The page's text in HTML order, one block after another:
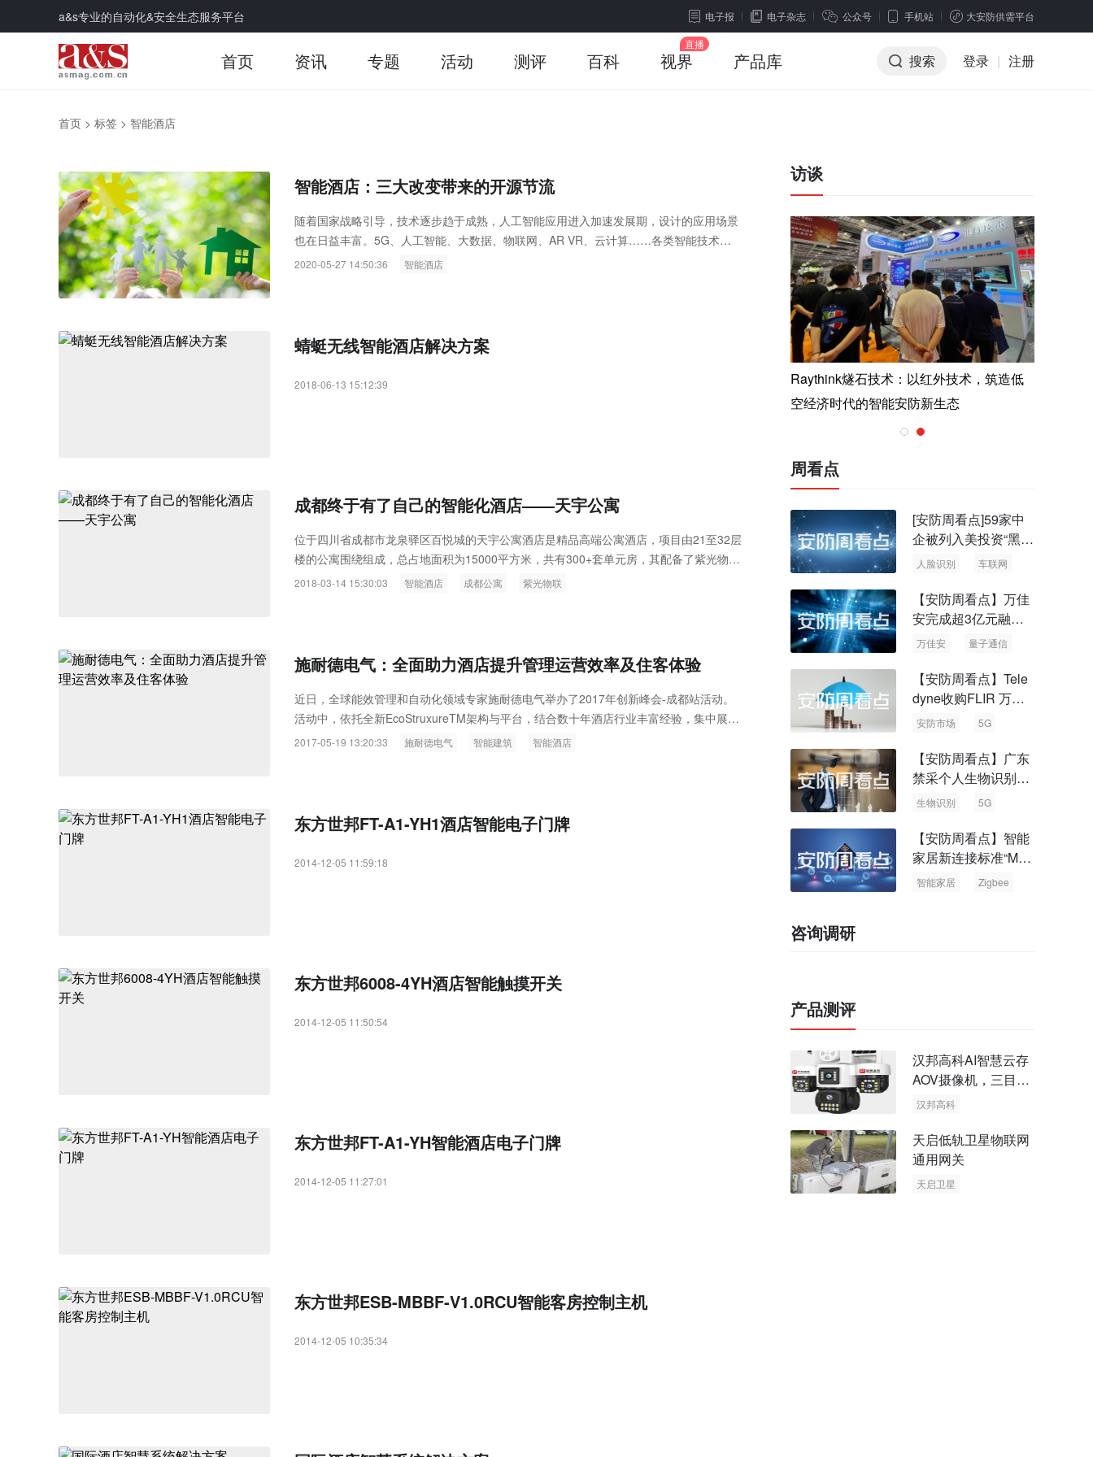
a&s专业的自动化&安全生态服务平台 电子报 电子杂志 公众号 手机站 大安防供需平台
首页 资讯 专题 活动 测评 百科 视界 产品库 搜索 登录 | 注册
首页 > 标签 > 智能酒店
智能酒店：三大改变带来的开源节流
随着国家战略引导，技术逐步趋于成熟，人工智能应用进入加速发展期，设计的应用场景
也在日益丰富。5G、人工智能、大数据、物联网、AR VR、云计算……各类智能技术与
住宿业产生交融，人工智能附能于住宿业时代早已到来，智慧住宿由虚转实。
2020-05-27 14:50:36 智能酒店
蜻蜓无线智能酒店解决方案
2018-06-13 15:12:39
成都终于有了自己的智能化酒店——天宇公寓
位于四川省成都市龙泉驿区百悦城的天宇公寓酒店是精品高端公寓酒店，项目由21至32层
楼的公寓围绕组成，总占地面积为15000平方米，共有300+套单元房，其配备了紫光物联
UIOT全屋无线智慧酒店系统。
2018-03-14 15:30:03 智能酒店 成都公寓 紫光物联
施耐德电气：全面助力酒店提升管理运营效率及住客体验
近日，全球能效管理和自动化领域专家施耐德电气举办了2017年创新峰会-成都站活动。
活动中，依托全新EcoStruxureTM架构与平台，结合数十年酒店行业丰富经验，集中展示
了从互联互通的产品到边缘控制，再到应用、分析与服务各个层面的全面创新，施耐德电
2017-05-19 13:20:33 施耐德电气 智能建筑 智能酒店
东方世邦FT-A1-YH1酒店智能电子门牌
2014-12-05 11:59:18
东方世邦6008-4YH酒店智能触摸开关
2014-12-05 11:50:54
东方世邦FT-A1-YH智能酒店电子门牌
2014-12-05 11:27:01
东方世邦ESB-MBBF-V1.0RCU智能客房控制主机
2014-12-05 10:35:34
访谈
Raythink燧石技术：以红外技术，筑造低
Raythink燧石技术：以红外技术，筑造低
空经济时代的智能安防新生态
周看点
[安防周看点]59家中
企被列入美投资“黑名
单” 中国信通院启动
人脸识别 车联网
【安防周看点】万佳
安完成超3亿元融资
国内首批量子通信标
万佳安 量子通信
【安防周看点】Tele
dyne收购FLIR 万物
云新品牌“万御安防”
安防市场 5G
【安防周看点】广东
禁采个人生物识别信
息 中国5G基站占全
生物识别 5G
【安防周看点】智能
家居新连接标准“Matt
er” Zigbee联盟更名
智能家居 Zigbee
咨询调研
产品测评
汉邦高科AI智慧云存
AOV摄像机，三目太
阳能多摄球机
汉邦高科
太阳能多摄球机
天启低轨卫星物联网
通用网关
天启卫星